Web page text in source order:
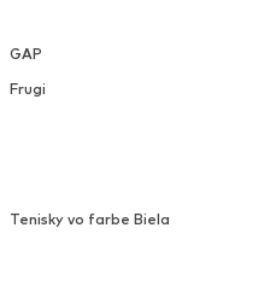
GAP
Frugi
Tenisky vo farbe Biela